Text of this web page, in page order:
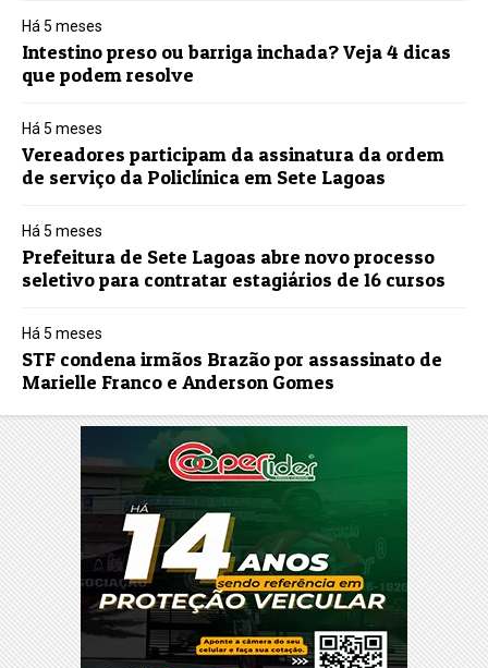
Há 5 meses
Intestino preso ou barriga inchada? Veja 4 dicas
que podem resolve
Há 5 meses
Vereadores participam da assinatura da ordem
de serviço da Policlínica em Sete Lagoas
Há 5 meses
Prefeitura de Sete Lagoas abre novo processo
seletivo para contratar estagiários de 16 cursos
Há 5 meses
STF condena irmãos Brazão por assassinato de
Marielle Franco e Anderson Gomes